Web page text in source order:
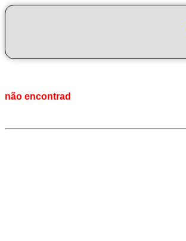
não encontrad